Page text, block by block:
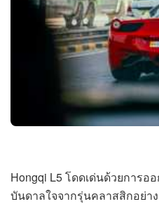
Hongqi L5 โดดเด่นด้วยการอ
บันดาลใจจากรุ่นคลาสสิกอย่า